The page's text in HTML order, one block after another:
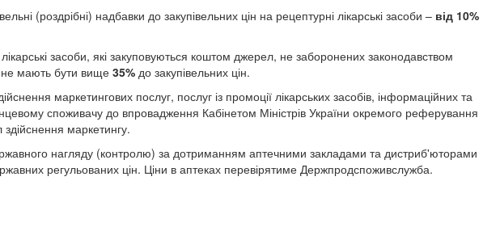
(роздрібні) надбавки до закупівельних цін на рецептурні лікарські засоби – від 10%
засоби, які закуповуються коштом джерел, не заборонених законодавством
не мають бути вище 35% до закупівельних цін.
маркетингових послуг, послуг із промоції лікарських засобів, інформаційних та
споживачу до впровадження Кабінетом Міністрів України окремого реферування
здійснення маркетингу.
нагляду (контролю) за дотриманням аптечними закладами та дистриб'юторами
регульованих цін. Ціни в аптеках перевірятиме Держпродспоживслужба.